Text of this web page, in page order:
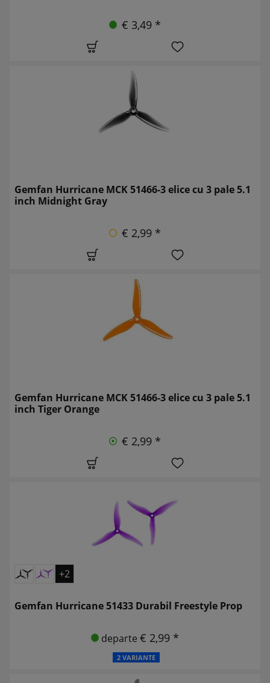
€ 3,49 *
Gemfan Hurricane MCK 51466-3 elice cu 3 pale 5.1
inch Midnight Gray
€ 2,99 *
Gemfan Hurricane MCK 51466-3 elice cu 3 pale 5.1
inch Tiger Orange
€ 2,99 *
+2
Gemfan Hurricane 51433 Durabil Freestyle Prop
departe€ 2,99 *
2 VARIANTE